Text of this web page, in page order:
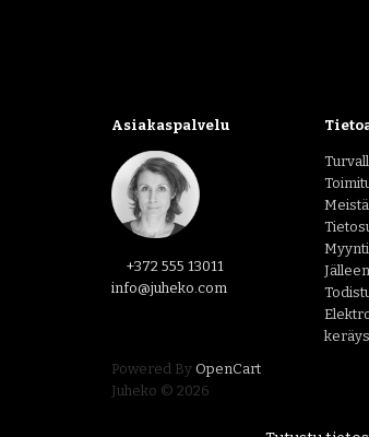
Asiakaspalvelu
+372 555 13011
info@juheko.com
Meistä
keräys
Powered By OpenCart
Juheko © 2026